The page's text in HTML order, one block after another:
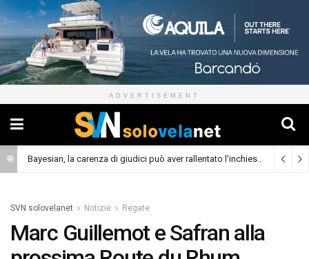
ADVERTISEMENT
Bayesian, la carenza di giudici può aver rallentato l’inchiesta (Cronaca)
SVN solovelanet Notizie Regate
Marc Guillemot e Safran alla